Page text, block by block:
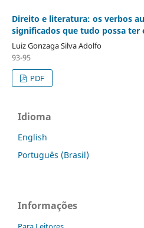
Direito e literatura: os verbos
significados que tudo possa ter
Luiz Gonzaga Silva Adolfo
93-95
PDF
Idioma
English
Português (Brasil)
Informações